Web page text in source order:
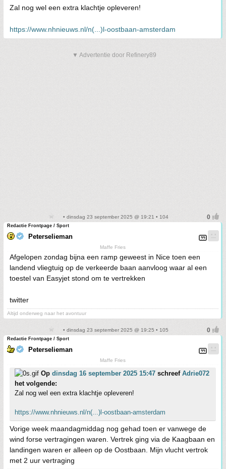
Zal nog wel een extra klachtje opleveren!
https://www.nhnieuws.nl/n(...)l-oostbaan-amsterdam
▼ Advertentie door Refinery89
• dinsdag 23 september 2025 @ 19:21 • 104
Redactie Frontpage / Sport
Peterselieman
Maffe Fries
Afgelopen zondag bijna een ramp geweest in Nice toen een
landend vliegtuig op de verkeerde baan aanvloog waar al een
toestel van Easyjet stond om te vertrekken
twitter
Altijd onderweg naar het avontuur
• dinsdag 23 september 2025 @ 19:25 • 105
Redactie Frontpage / Sport
Peterselieman
Maffe Fries
Op dinsdag 16 september 2025 15:47 schreef Adrie072
het volgende:
Zal nog wel een extra klachtje opleveren!
https://www.nhnieuws.nl/n(...)l-oostbaan-amsterdam
Vorige week maandagmiddag nog gehad toen er vanwege de
wind forse vertragingen waren. Vertrek ging via de Kaagbaan en
landingen waren er alleen op de Oostbaan. Mijn vlucht vertrok
met 2 uur vertraging